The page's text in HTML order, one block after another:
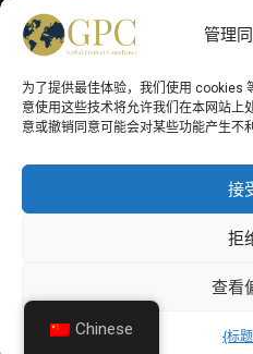
管理
为了提供最佳体验，我们使用 cookies
意使用这些技术将允许我们在本网站上
意或撤销同意可能会对某些功能产生不
接
拒
查看
{标题
Gateway
Chinese